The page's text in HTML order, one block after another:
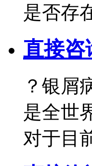
是否存
直接咨
？银屑
是全世
对于目